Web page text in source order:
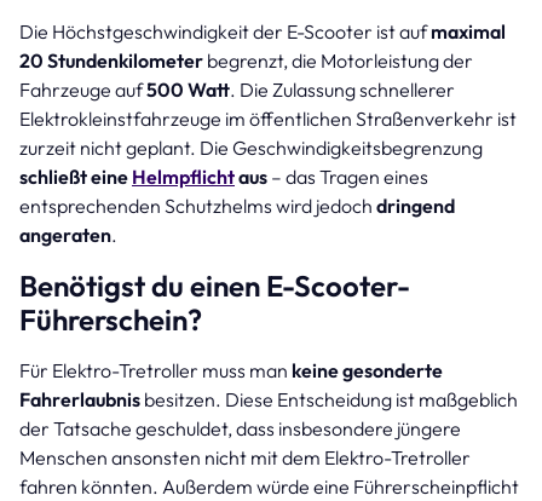
Die Höchstgeschwindigkeit der E-Scooter ist aufmaximal
20 Stundenkilometer begrenzt, die Motorleistung der
Fahrzeuge auf500 Watt. Die Zulassung schnellerer
Elektrokleinstfahrzeuge im öffentlichen Straßenverkehr ist
zurzeit nicht geplant. Die Geschwindigkeitsbegrenzung
schließt eine Helmpflichtaus – das Tragen eines
entsprechenden Schutzhelms wird jedoch dringend
angeraten.
Benötigst du einen E-Scooter-
Führerschein?
Für Elektro-Tretroller muss man keine gesonderte
Fahrerlaubnis besitzen. Diese Entscheidung ist maßgeblich
der Tatsache geschuldet, dass insbesondere jüngere
Menschen ansonsten nicht mit dem Elektro-Tretroller
fahren könnten. Außerdem würde eine Führerscheinpflicht